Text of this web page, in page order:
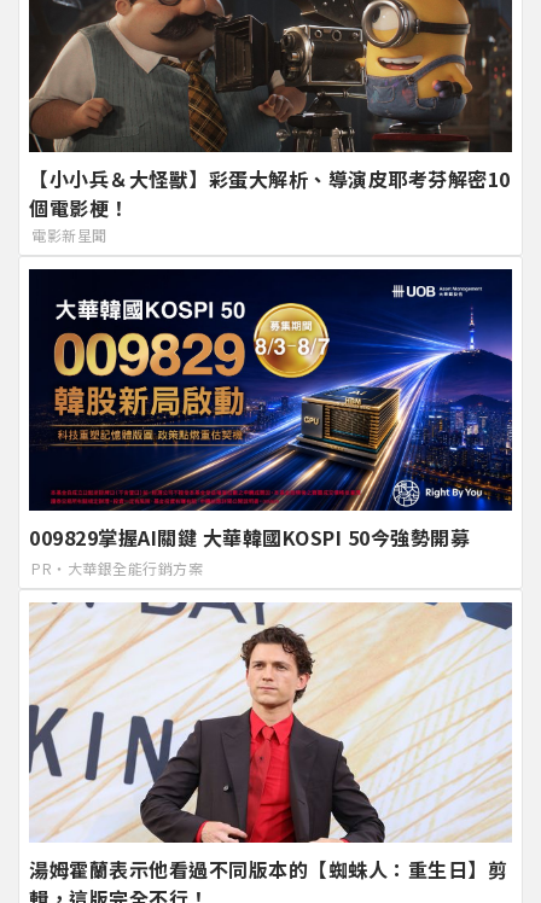
【小小兵＆大怪獸】彩蛋大解析、導演皮耶考芬解密10
個電影梗！
電影新星聞
009829掌握AI關鍵 大華韓國KOSPI 50今強勢開募
PR・大華銀全能行銷方案
湯姆霍蘭表示他看過不同版本的【蜘蛛人：重生日】剪